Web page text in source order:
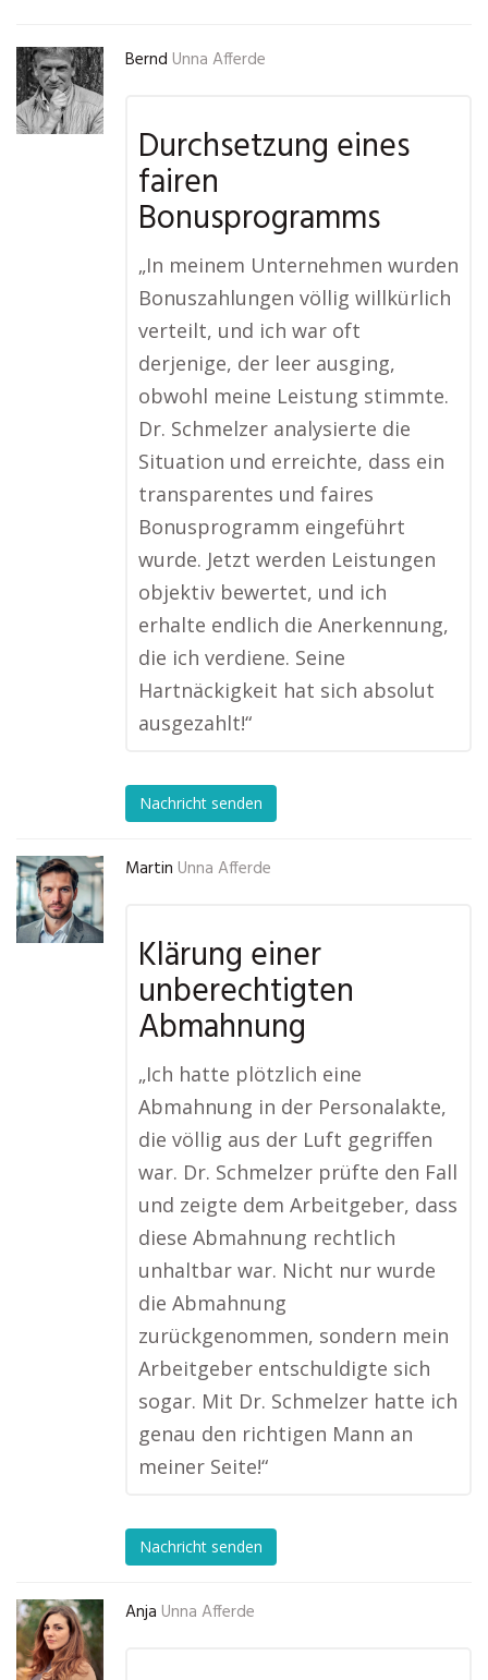
Bernd Unna Afferde
Durchsetzung eines
fairen
Bonusprogramms
„In meinem Unternehmen wurden
Bonuszahlungen völlig willkürlich
verteilt, und ich war oft
derjenige, der leer ausging,
obwohl meine Leistung stimmte.
Dr. Schmelzer analysierte die
Situation und erreichte, dass ein
transparentes und faires
Bonusprogramm eingeführt
wurde. Jetzt werden Leistungen
objektiv bewertet, und ich
erhalte endlich die Anerkennung,
die ich verdiene. Seine
Hartnäckigkeit hat sich absolut
ausgezahlt!“
Nachricht senden
Martin Unna Afferde
Klärung einer
unberechtigten
Abmahnung
„Ich hatte plötzlich eine
Abmahnung in der Personalakte,
die völlig aus der Luft gegriffen
war. Dr. Schmelzer prüfte den Fall
und zeigte dem Arbeitgeber, dass
diese Abmahnung rechtlich
unhaltbar war. Nicht nur wurde
die Abmahnung
zurückgenommen, sondern mein
Arbeitgeber entschuldigte sich
sogar. Mit Dr. Schmelzer hatte ich
genau den richtigen Mann an
meiner Seite!“
Nachricht senden
Anja Unna Afferde